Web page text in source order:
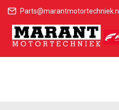
Parts@marantmotortechniek.nl